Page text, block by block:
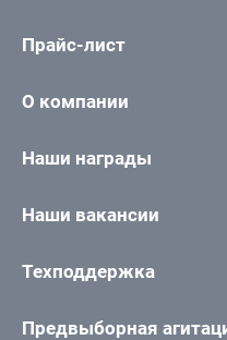
Прайс-лист
О компании
Наши награды
Наши вакансии
Техподдержка
Предвыборная